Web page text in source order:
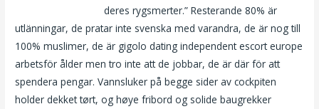
deres rygsmerter.” Resterande 80% är
utlänningar, de pratar inte svenska med varandra, de är nog till
100% muslimer, de är gigolo dating independent escort europe
arbetsför ålder men tro inte att de jobbar, de är där för att
spendera pengar. Vannsluker på begge sider av cockpiten
holder dekket tørt, og høye fribord og solide baugrekker